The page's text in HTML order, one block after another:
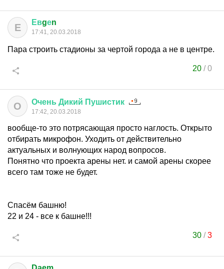
Е Евgеn
17:41, 20.03.2018
Пара строить стадионы за чертой города а не в центре.
20 /0
О Очень Дикий Пушистик
17:42, 20.03.2018
вообще-то это потрясающая просто наглость. Открыто
отбирать микрофон. Уходить от действительно
актуальных и волнующих народ вопросов.
Понятно что проекта арены нет. и самой арены скорее
всего там тоже не будет.
Спасём башню!
22 и 24 - все к башне!!!
30 /3